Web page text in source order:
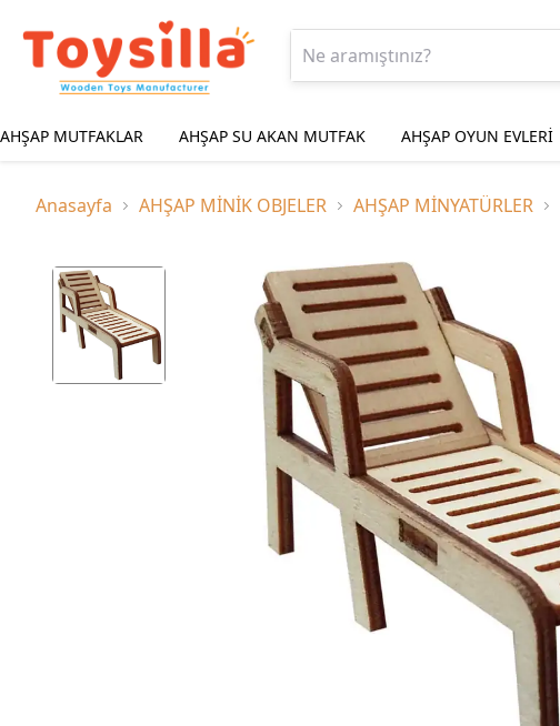
AHŞAP MUTFAKLAR AHŞAP SU AKAN MUTFAK AHŞAP OYUN EVLERİ
Anasayfa AHŞAP MİNİK OBJELER AHŞAP MİNYATÜRLER